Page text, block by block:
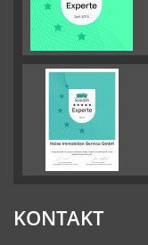
KONTAKT